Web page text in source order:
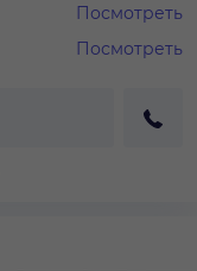
Посмотреть
Посмотреть